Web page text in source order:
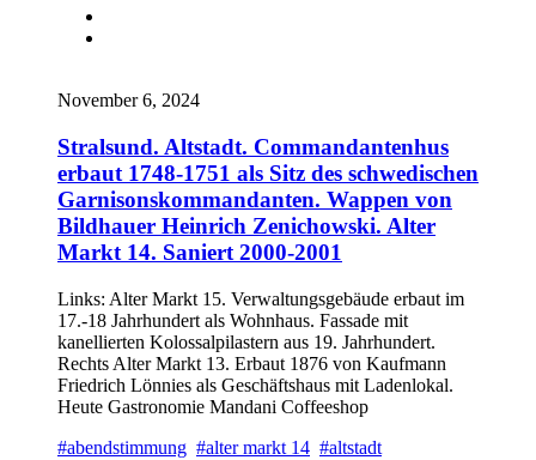
November 6, 2024
Stralsund. Altstadt. Commandantenhus
erbaut 1748-1751 als Sitz des schwedischen
Garnisonskommandanten. Wappen von
Bildhauer Heinrich Zenichowski. Alter
Markt 14. Saniert 2000-2001
Links: Alter Markt 15. Verwaltungsgebäude erbaut im
17.-18 Jahrhundert als Wohnhaus. Fassade mit
kanellierten Kolossalpilastern aus 19. Jahrhundert.
Rechts Alter Markt 13. Erbaut 1876 von Kaufmann
Friedrich Lönnies als Geschäftshaus mit Ladenlokal.
Heute Gastronomie Mandani Coffeeshop
#abendstimmung #alter markt 14 #altstadt